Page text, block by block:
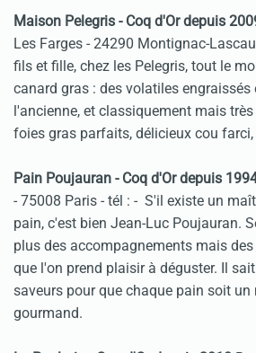
Maison Pelegris - Coq d'Or depuis
Les Farges - 24290 Montignac-
fils et fille, chez les Pelegris, tout le
canard gras : des volatiles engraissés
l'ancienne, et classiquement mais
foies gras parfaits, délicieux cou
Pain Poujauran - Coq d'Or depuis
- 75008 Paris - tél : - S'il existe un
pain, c'est bien Jean-Luc Poujauran.
plus des accompagnements mais
que l'on prend plaisir à déguster. Il
saveurs pour que chaque pain soit
gourmand.